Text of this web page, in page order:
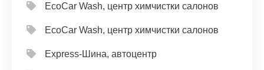
EcoCar Wash, центр химчистки салонов
EcoCar Wash, центр химчистки салонов
Express-Шина, автоцентр